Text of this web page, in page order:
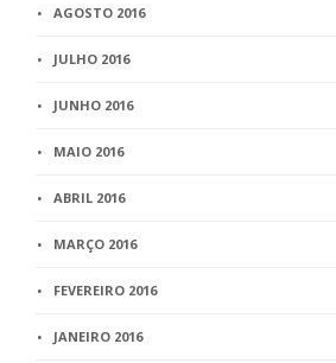
AGOSTO 2016
JULHO 2016
JUNHO 2016
MAIO 2016
ABRIL 2016
MARÇO 2016
FEVEREIRO 2016
JANEIRO 2016